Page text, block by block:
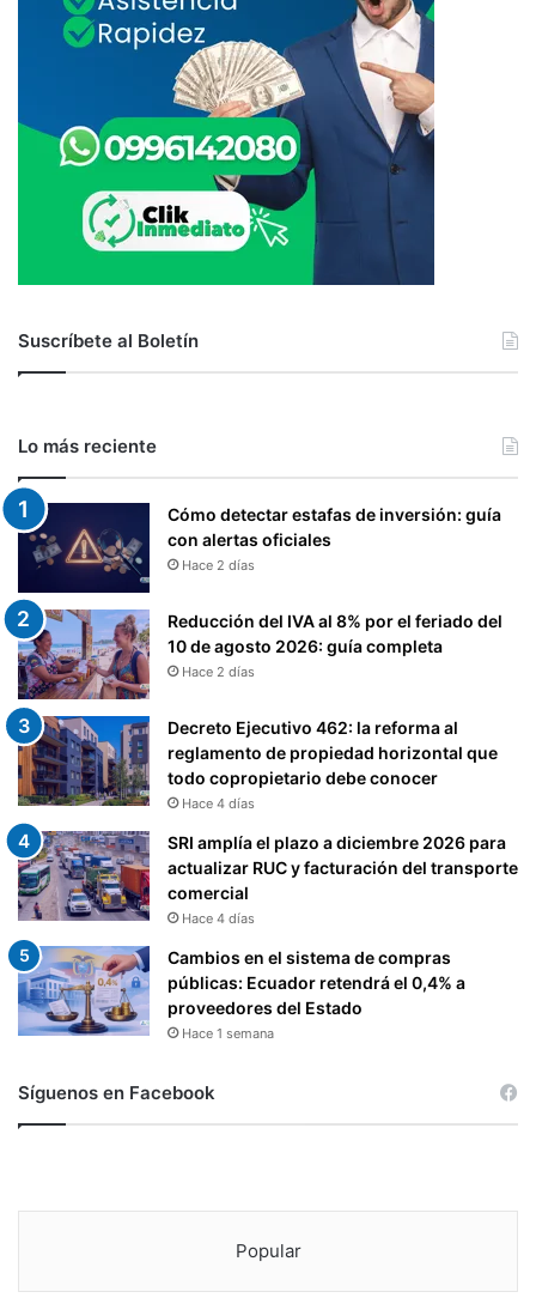
Suscríbete al Boletín
Lo más reciente
Cómo detectar estafas de inversión: guía
con alertas oficiales
Hace 2 días
Reducción del IVA al 8% por el feriado del
10 de agosto 2026: guía completa
Hace 2 días
Decreto Ejecutivo 462: la reforma al
reglamento de propiedad horizontal que
todo copropietario debe conocer
Hace 4 días
SRI amplía el plazo a diciembre 2026 para
actualizar RUC y facturación del transporte
comercial
Hace 4 días
Cambios en el sistema de compras
públicas: Ecuador retendrá el 0,4% a
proveedores del Estado
Hace 1 semana
Síguenos en Facebook
Popular